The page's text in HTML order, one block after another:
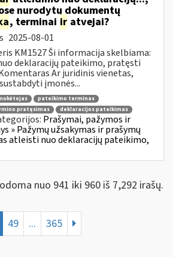
nurodytų dokumentų
, terminai ir atvejai?
2025-08-01
KM1527 Ši informacija skelbiama:
deklaracijų pateikimo, pratęsti
Ar juridinis vienetas,
įmonės...
pateikimo terminas
pratęsimas deklaracijos pateikimas
Prašymai, pažymos ir
» Pažymų užsakymas ir prašymų
atleisti nuo deklaracijų pateikimo,
nuo 941 iki 960 iš 7,292 irašų.
49 ... 365